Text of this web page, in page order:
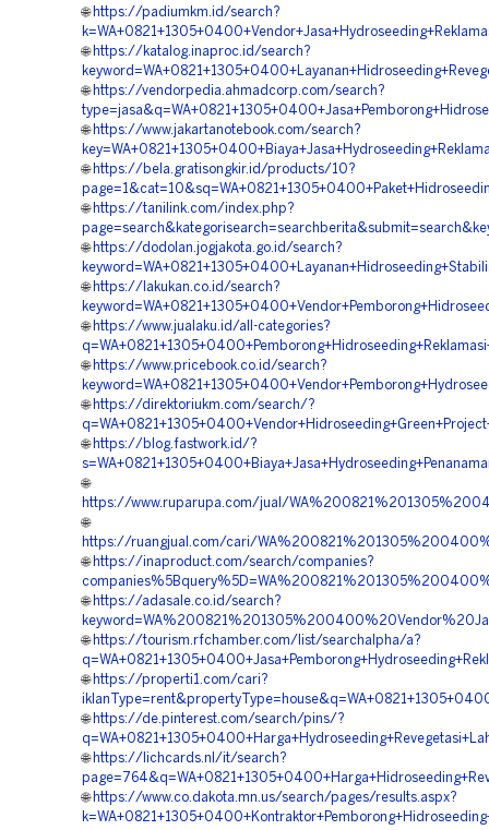
🌐 https://padiumkm.id/search?
🌐 https://katalog.inaproc.id/search?
🌐 https://vendorpedia.ahmadcorp.com/search?
🌐 https://www.jakartanotebook.com/search?
🌐 https://bela.gratisongkir.id/products/10?
🌐 https://tanilink.com/index.php?
🌐 https://dodolan.jogjakota.go.id/search?
🌐 https://lakukan.co.id/search?
🌐 https://www.jualaku.id/all-categories?
🌐 https://www.pricebook.co.id/search?
🌐 https://direktoriukm.com/search/?
🌐 https://blog.fastwork.id/?
🌐
https://www.ruparupa.com/jual/
🌐
https://ruangjual.com/cari/
🌐 https://inaproduct.com/search/companies?
🌐 https://adasale.co.id/search?
🌐 https://tourism.rfchamber.com/list/searchalpha/a?
🌐 https://properti1.com/cari?
🌐 https://de.pinterest.com/search/pins/?
🌐 https://lichcards.nl/it/search?
🌐 https://www.co.dakota.mn.us/search/pages/results.aspx?